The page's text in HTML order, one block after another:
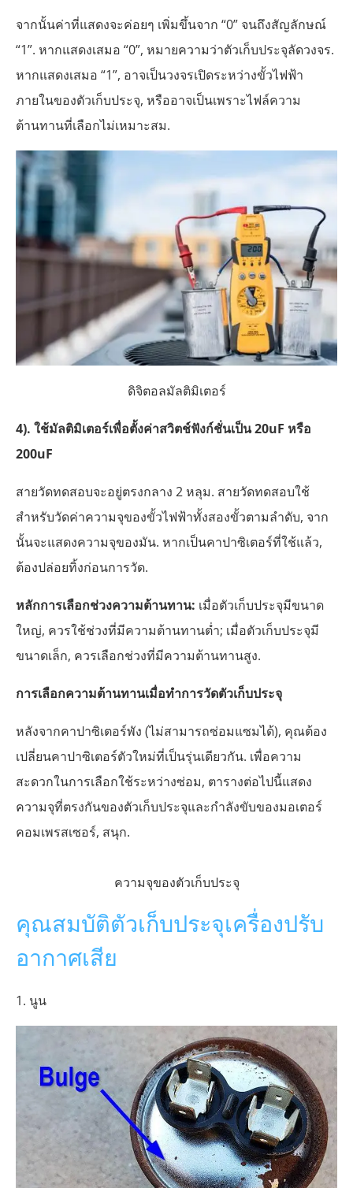
จากนั้นค่าที่แสดงจะค่อยๆ เพิ่มขึ้นจาก “0” จนถึงสัญลักษณ์
“1”. หากแสดงเสมอ “0”, หมายความว่าตัวเก็บประจุลัดวงจร.
หากแสดงเสมอ “1”, อาจเป็นวงจรเปิดระหว่างขั้วไฟฟ้า
ภายในของตัวเก็บประจุ, หรืออาจเป็นเพราะไฟล์ความ
ต้านทานที่เลือกไม่เหมาะสม.
ดิจิตอลมัลติมิเตอร์
4). ใช้มัลติมิเตอร์เพื่อตั้งค่าสวิตช์ฟังก์ชั่นเป็น 20uF หรือ
200uF
สายวัดทดสอบจะอยู่ตรงกลาง 2 หลุม. สายวัดทดสอบใช้
สำหรับวัดค่าความจุของขั้วไฟฟ้าทั้งสองขั้วตามลำดับ, จาก
นั้นจะแสดงความจุของมัน. หากเป็นคาปาซิเตอร์ที่ใช้แล้ว,
ต้องปล่อยทิ้งก่อนการวัด.
หลักการเลือกช่วงความต้านทาน: เมื่อตัวเก็บประจุมีขนาด
ใหญ่, ควรใช้ช่วงที่มีความต้านทานต่ำ; เมื่อตัวเก็บประจุมี
ขนาดเล็ก, ควรเลือกช่วงที่มีความต้านทานสูง.
การเลือกความต้านทานเมื่อทำการวัดตัวเก็บประจุ
หลังจากคาปาซิเตอร์พัง (ไม่สามารถซ่อมแซมได้), คุณต้อง
เปลี่ยนคาปาซิเตอร์ตัวใหม่ที่เป็นรุ่นเดียวกัน. เพื่อความ
สะดวกในการเลือกใช้ระหว่างซ่อม, ตารางต่อไปนี้แสดง
ความจุที่ตรงกันของตัวเก็บประจุและกำลังขับของมอเตอร์
คอมเพรสเซอร์, สนุก.
ความจุของตัวเก็บประจุ
คุณสมบัติตัวเก็บประจุเครื่องปรับ
อากาศเสีย
1. นูน